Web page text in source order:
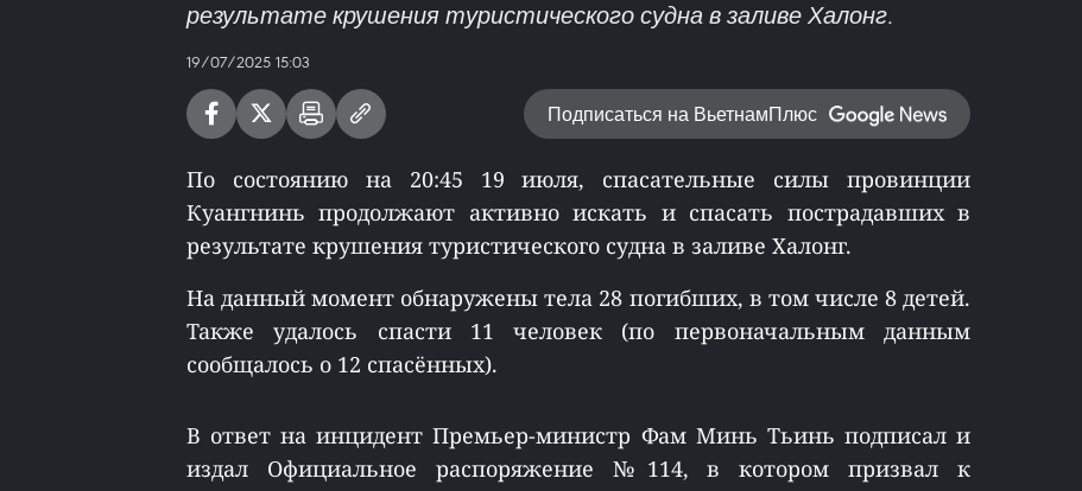
результате крушения туристического судна в заливе Халонг.
19/07/2025 15:03
Подписаться на ВьетнамПлюс
По состоянию на 20:45 19 июля, спасательные силы провинции
Куангнинь продолжают активно искать и спасать пострадавших в
результате крушения туристического судна в заливе Халонг.
На данный момент обнаружены тела 28 погибших, в том числе 8 детей.
Также удалось спасти 11 человек (по первоначальным данным
сообщалось о 12 спасённых).
В ответ на инцидент Премьер-министр Фам Минь Тьинь подписал и
издал Официальное распоряжение №114, в котором призвал к